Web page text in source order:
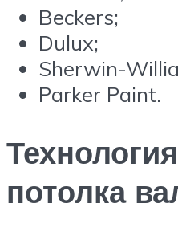
Beckers;
Dulux;
Sherwin-
Parker Paint.
потолка